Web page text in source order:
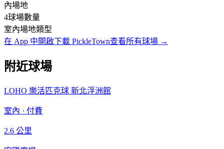
內場地
4球場數量
室內場地類型
在 App 中開啟下載 PickleTown查看所有球場 →
附近球場
LOHO 樂活匹克球 新北浮洲館
室內 · 付費
2.6 公里